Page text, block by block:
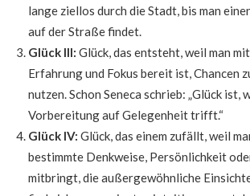
lange ziellos durch die Stadt, bis man
auf der Straße findet.
Glück III: Glück, das entsteht, weil man
Erfahrung und Fokus bereit ist, Chancen
nutzen. Schon Seneca schrieb: „Glück ist,
Vorbereitung auf Gelegenheit trifft.“
Glück IV: Glück, das einem zufällt, weil
bestimmte Denkweise, Persönlichkeit
mitbringt, die außergewöhnliche